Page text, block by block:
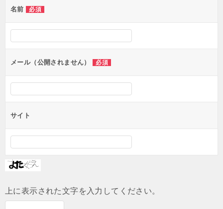
ー
シ
ン
名前 必須
メール（公開されません） 必須
サイト
上に表示された文字を入力してください。